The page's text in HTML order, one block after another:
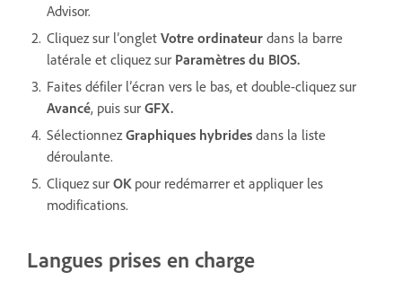
Advisor.
Cliquez sur l’onglet Votre ordinateur dans la barre
latérale et cliquez sur Paramètres du BIOS.
Faites défiler l’écran vers le bas, et double-cliquez sur
Avancé, puis sur GFX.
Sélectionnez Graphiques hybrides dans la liste
déroulante.
Cliquez sur OK pour redémarrer et appliquer les
modifications.
Langues prises en charge